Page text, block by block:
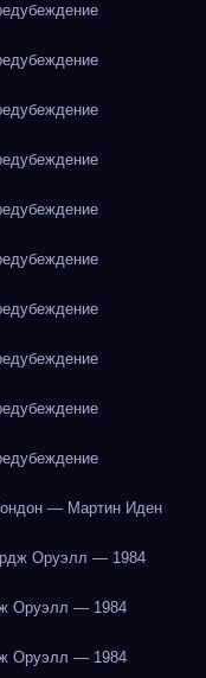
— Мартин Иден
Оруэлл — 1984
Оруэлл — 1984
Оруэлл — 1984